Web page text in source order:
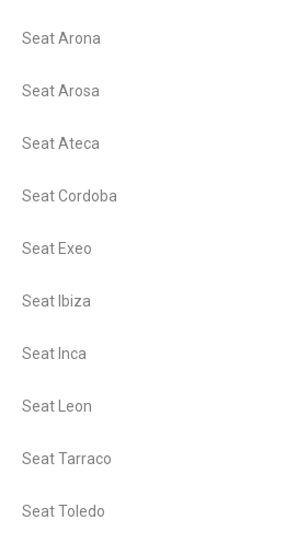
Seat Arona
Seat Arosa
Seat Ateca
Seat Cordoba
Seat Exeo
Seat Ibiza
Seat Inca
Seat Leon
Seat Tarraco
Seat Toledo